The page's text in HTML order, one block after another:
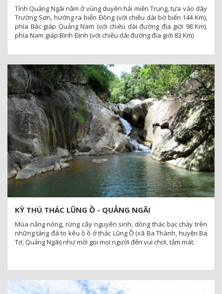
Tỉnh Quảng Ngãi nằm ở vùng duyên hải miền Trung, tựa vào dãy
Trường Sơn, hướng ra biển Đông (với chiều dài bờ biển 144 Km),
phía Bắc giáp Quảng Nam (với chiều dài đường địa giới 98 Km),
phía Nam giáp Bình Định (với chiều dài đường địa giới 83 Km)
KỲ THÚ THÁC LŨNG Ồ - QUẢNG NGÃI
Mùa nắng nóng, rừng cây nguyên sinh, dòng thác bạc chảy trên
những tảng đá to kêu ồ ồ ở thác Lũng Ồ (xã Ba Thành, huyện Ba
Tơ, Quảng Ngãi) như mời gọi mọi người đến vui chơi, tắm mát.